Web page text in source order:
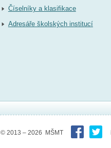
Číselníky a klasifikace
Adresáře školských institucí
© 2013 – 2026 MŠMT